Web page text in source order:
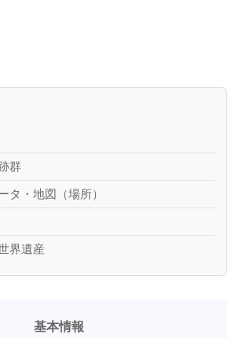
群
タ・地図（場所）
界遺産
基本情報